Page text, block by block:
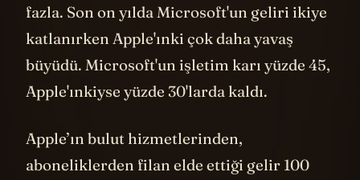
Microsoft'un büyüme hızı Apple'dan iki kat
fazla. Son on yılda Microsoft'un geliri ikiye
katlanırken Apple'ınki çok daha yavaş
büyüdü. Microsoft'un işletim karı yüzde 45,
Apple’ın bulut hizmetlerinden,